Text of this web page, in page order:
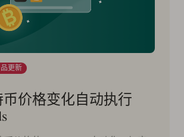
更新
价格变化自动执行